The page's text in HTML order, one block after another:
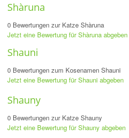
Shàruna
0 Bewertungen zur Katze Shàruna
Jetzt eine Bewertung für Shàruna abgeben
Shauni
0 Bewertungen zum Kosenamen Shauni
Jetzt eine Bewertung für Shauni abgeben
Shauny
0 Bewertungen zur Katze Shauny
Jetzt eine Bewertung für Shauny abgeben